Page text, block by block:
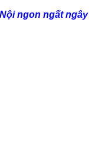
ngon ngất ngây